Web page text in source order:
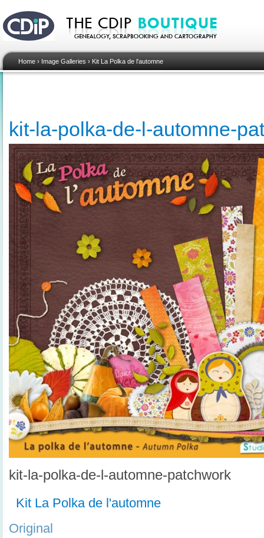
Home › Image Galleries › Kit La Polka de l'automne
kit-la-polka-de-l-automne-
kit-la-polka-de-l-automne-patchwork
Kit La Polka de l'automne
Original